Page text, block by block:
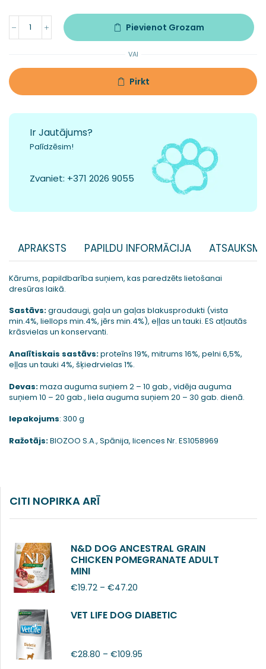
Pievienot Grozam
VAI
Pirkt
Ir Jautājums?
Palīdzēsim!
Zvaniet: +371 2026 9055
APRAKSTS PAPILDU INFORMĀCIJA
Kārums, papildbarība suņiem, kas paredzēts lietošanai
dresūras laikā.
Sastāvs:graudaugi, gaļa un gaļas blakusprodukti (vista
min.4%, liellops min.4%, jērs min.4%), eļļas un tauki. ES atļautās
krāsvielas un konservanti.
Analītiskais sastāvs:proteīns 19%, mitrums 16%, pelni 6,5%,
eļļas un tauki 4%, šķiedrvielas 1%.
Devas:maza auguma suņiem 2 – 10 gab., vidēja auguma
suņiem 10 – 20 gab., liela auguma suņiem 20 – 30 gab. dienā.
Iepakojums: 300 g
Ražotājs:BIOZOO S.A., Spānija, licences Nr. ES1058969
CITI NOPIRKA ARĪ
N&D DOG ANCESTRAL GRAIN
CHICKEN POMEGRANATE ADULT
MINI
€19.72 – €47.20
VET LIFE DOG DIABETIC
€28.80 – €109.95